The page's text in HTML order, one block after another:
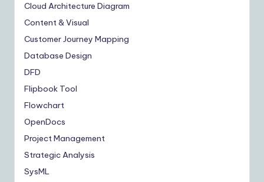
Cloud Architecture Diagram
Content & Visual
Customer Journey Mapping
Database Design
DFD
Flipbook Tool
Flowchart
OpenDocs
Project Management
Strategic Analysis
SysML